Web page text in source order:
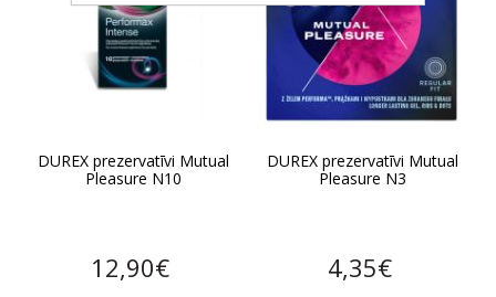
DUREX prezervatīvi Mutual
Pleasure N10
12,90€
DUREX prezervatīvi Mutual
Pleasure N3
4,35€